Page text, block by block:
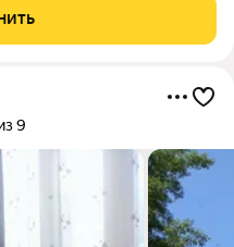
проживанию и обладает
9